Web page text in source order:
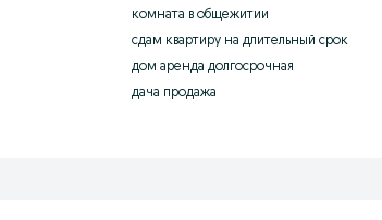
комната в общежитии
сдам квартиру на длительный срок
дом аренда долгосрочная
дача продажа